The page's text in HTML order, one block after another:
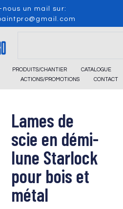
nous un mail sur:
PRODUITS/CHANTIER
CATALOGUE
ACTIONS/PROMOTIONS
CONTACT
Lames de
scie en démi-
lune Starlock
pour bois et
métal